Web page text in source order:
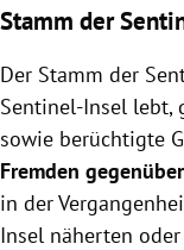
Stamm der
Der Stamm der
Sentinel-Insel lebt,
sowie berüchtigte
Fremden
in der
Insel näherten